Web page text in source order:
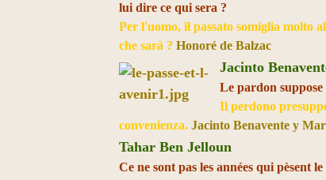
lui dire ce qui sera ?
Per l'uomo, il passato somiglia molto
che sarà ?Honoré de Balzac
Jacinto
Le pardon
Il perdono
convenienza.Jacinto Benavente y
Tahar Ben Jelloun
Ce ne sont pas les années qui pèsent